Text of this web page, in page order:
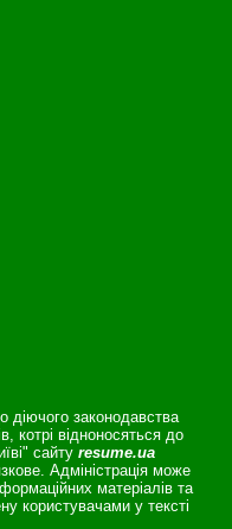
діючого законодавства
котрі відноносяться до
сайту resume.ua
Адміністрація може
матеріалів та
користувачами у тексті